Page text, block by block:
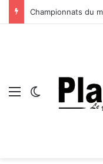
Menu Switch skin